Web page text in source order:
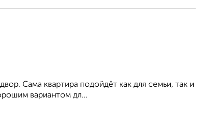
Сама квартира подойдёт как для семьи, так и
вариантом дл...